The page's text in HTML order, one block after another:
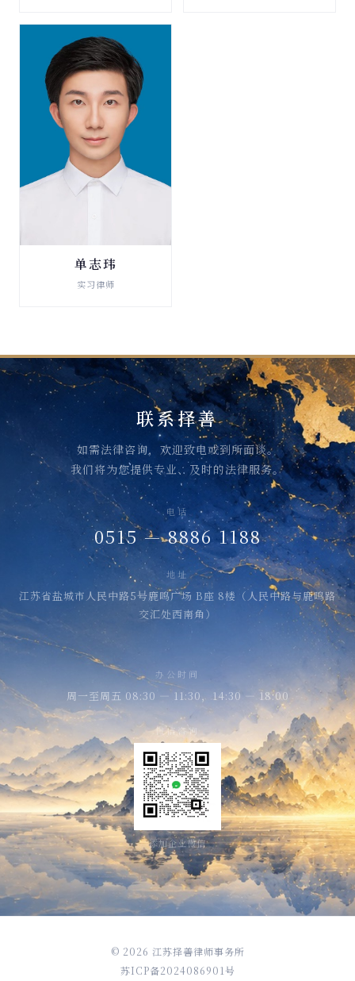
破产清算与重整
单志玮
实习律师
联系择善
如需法律咨询，欢迎致电或到所面谈。
我们将为您提供专业、及时的法律服务。
电话
0515 — 8886 1188
地址
江苏省盐城市人民中路5号鹿鸣广场 B座 8楼（人民中路与鹿鸣路
交汇处西南角）
办公时间
周一至周五 08:30 — 11:30，14:30 — 18:00
微信咨询
添加企业微信
© 2026 江苏择善律师事务所
苏ICP备2024086901号